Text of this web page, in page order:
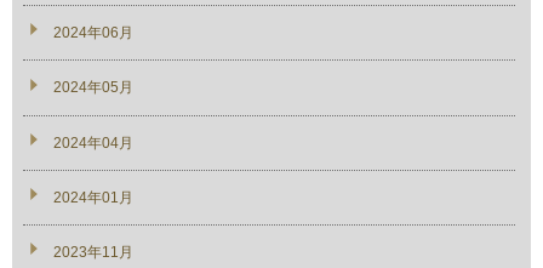
2024年06月
2024年05月
2024年04月
2024年01月
2023年11月